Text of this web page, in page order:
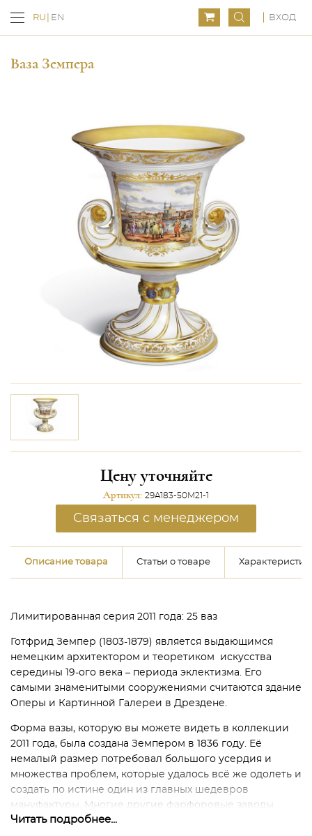
RU EN ВХОД
Ваза Земпера
Цену уточняйте
Артикул: 29A183-50M21-1
Связаться с менеджером
Описание товара Статьи о товаре
Лимитированная серия 2011 года: 25 ваз
Готфрид Земпер (1803-1879) является выдающимся
немецким архитектором и теоретиком искусства
середины 19-ого века – периода эклектизма. Его
самыми знаменитыми сооружениями считаются здание
Оперы и Картинной Галереи в Дрездене.
Форма вазы, которую вы можете видеть в коллекции
2011 года, была создана Земпером в 1836 году. Её
немалый размер потребовал большого усердия и
множества проблем, которые удалось всё же одолеть и
создать по истине один из главных шедевров
мануфактуры. Многие другие фарфоровые заводы
пытались повторить такую форму и такой размер
Читать подробнее...